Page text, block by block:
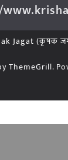
Jagat (कृषक
ThemeGrill.